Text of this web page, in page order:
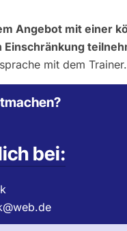
Angebot mit einer
Einschränkung
mit dem Trainer.
bei: